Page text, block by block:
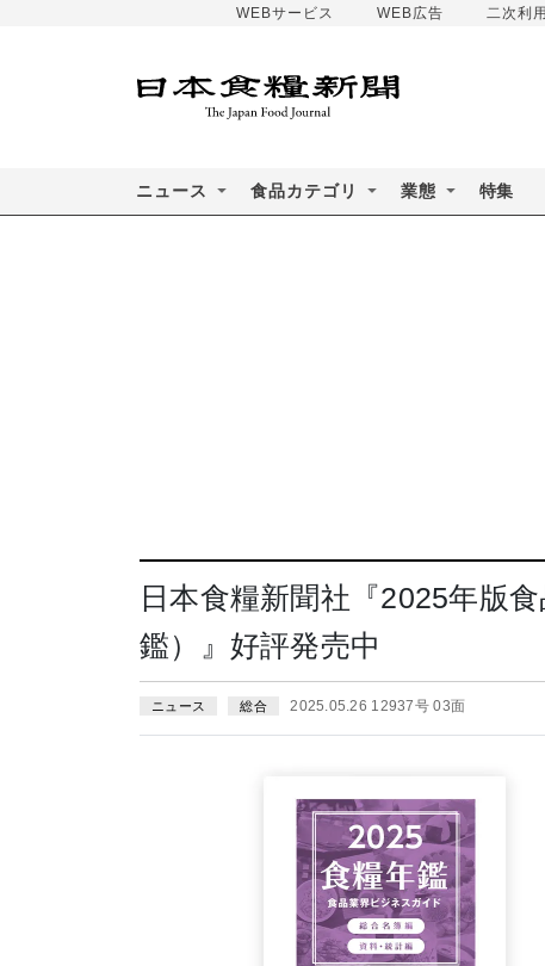
WEBサービス WEB広告 二次利
ニュース 食品カテゴリ 業態 特集
日本食糧新聞社『2025年版
鑑）』好評発売中
ニュース 総合 2025.05.26 12937号 03面